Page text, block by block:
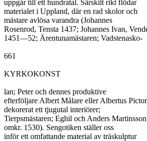
uppgår till ett hundratal. Särskilt rikt flödar
materialet i Uppland, där en rad skolor och
mästare avlösa varandra (Johannes
Rosenrod, Tensta 1437; Johannes Ivan,
1451—52; Ärentunamästaren; Vadstenasko-
661
KYRKOKONST
lan; Peter och dennes produktive
efterföljare Albert Målare eller Albertus
dekorerat ett tjugutal interiörer;
Tierpsmästaren; Eghil och Anders
omkr. 1530). Sengotiken ställer oss
inför ett omfattande material av träskulptur